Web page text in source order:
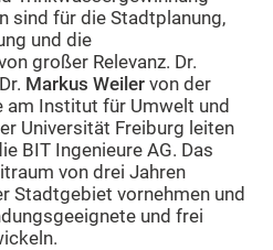
sind für die Stadtplanung,
und die
großer Relevanz. Dr.
Markus Weiler von der
Institut für Umwelt und
Universität Freiburg leiten
BIT Ingenieure AG. Das
von drei Jahren
Stadtgebiet vornehmen und
und frei